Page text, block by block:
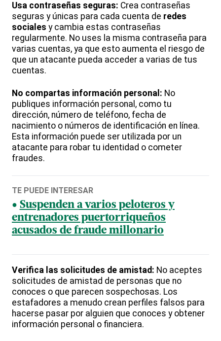
Usa contraseñas seguras: Crea contraseñas
seguras y únicas para cada cuenta de redes
sociales y cambia estas contraseñas
regularmente. No uses la misma contraseña para
varias cuentas, ya que esto aumenta el riesgo de
que un atacante pueda acceder a varias de tus
cuentas.
No compartas información personal: No
publiques información personal, como tu
dirección, número de teléfono, fecha de
nacimiento o números de identificación en línea.
Esta información puede ser utilizada por un
atacante para robar tu identidad o cometer
fraudes.
TE PUEDE INTERESAR
Suspenden a varios peloteros y
entrenadores puertorriqueños
acusados de fraude millonario
Verifica las solicitudes de amistad: No aceptes
solicitudes de amistad de personas que no
conoces o que parecen sospechosas. Los
estafadores a menudo crean perfiles falsos para
hacerse pasar por alguien que conoces y obtener
información personal o financiera.